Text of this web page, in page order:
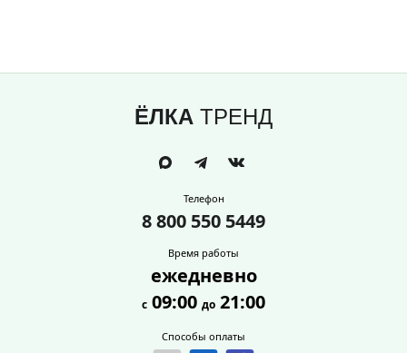
ЁЛКА ТРЕНД
Телефон
8 800 550 5449
Время работы
ежедневно
с 09:00 до 21:00
Способы оплаты